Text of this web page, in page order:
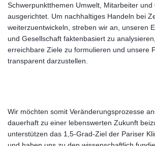
Schwerpunktthemen Umwelt, Mitarbeiter und
ausgerichtet. Um nachhaltiges Handeln bei
weiterzuentwickeln, streben wir an, unseren
und Gesellschaft faktenbasiert zu
erreichbare Ziele zu formulieren und unsere
transparent darzustellen.
Wir möchten somit Veränderungsprozesse
dauerhaft zu einer lebenswerten Zukunft
unterstützen das 1,5-Grad-Ziel der Pariser